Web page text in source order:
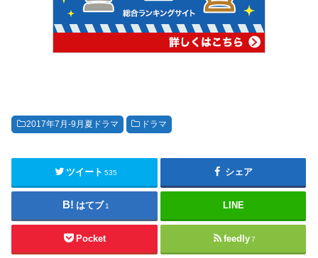
2017年7月-9月夏ドラマ ドラマ
ツイート 535 シェア
はてブ 1 LINE
Pocket feedly 7